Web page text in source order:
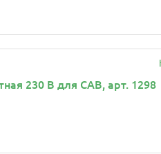
230 В для CAB, арт. 1298